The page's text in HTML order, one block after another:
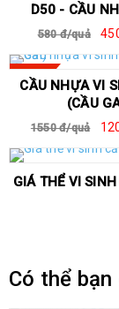
D50 - CẦU
580 đ/quả
SALE
CẦU NHỰA VI
(CẦU
1550 đ/quả
GIÁ THỂ VI
Có thể